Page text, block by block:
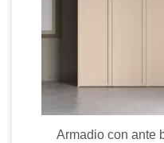
Armadio con ante